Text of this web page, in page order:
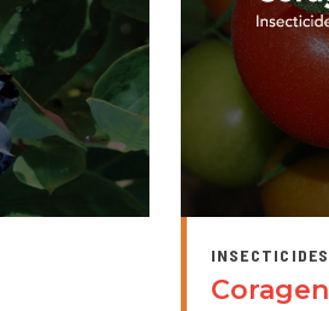
INSECTICIDES
Coragen